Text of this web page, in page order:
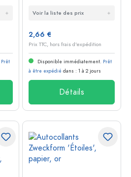
Prêt
papier, multicolores
Voir la liste des prix
2,66 €
Prix TTC, hors frais d'expédition
Disponible immédiatement. Prêt
à être expédié dans : 1 à 2 jours
Détails